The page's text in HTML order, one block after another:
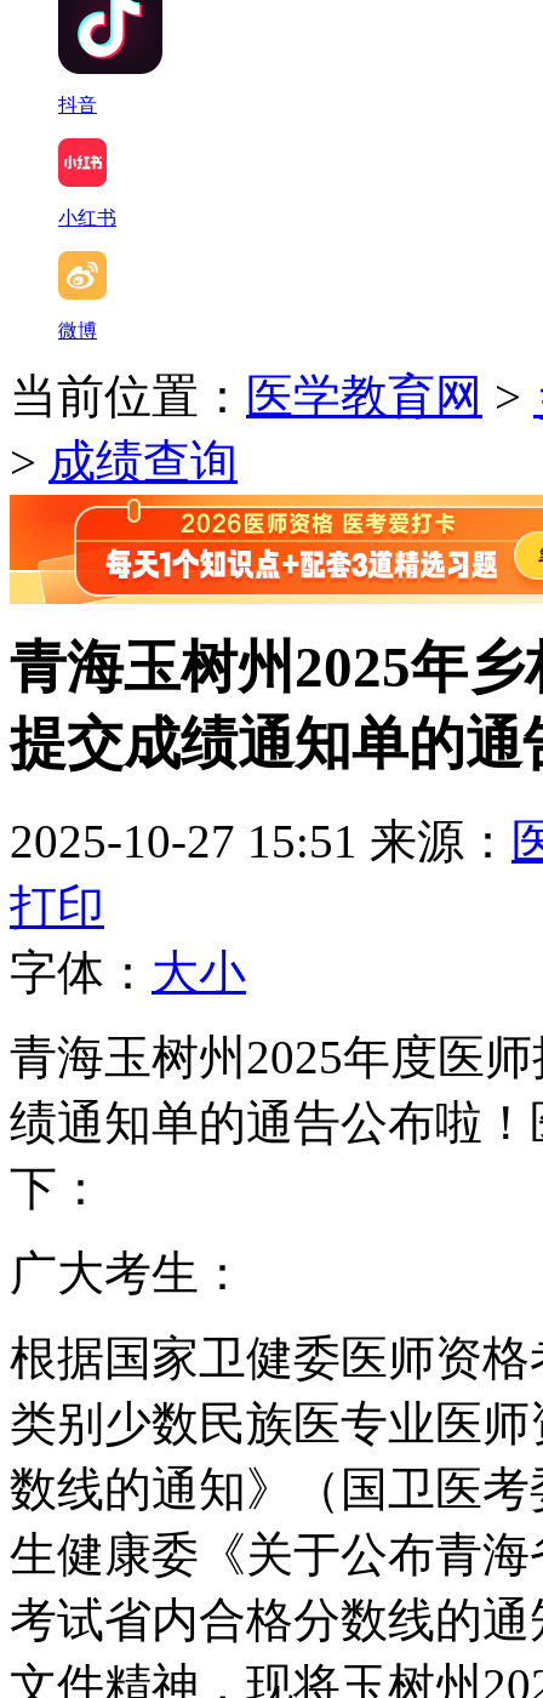
抖音
小红书
微博
当前位置： 医学教育网 >
> 成绩查询
青海玉树州2025年
提交成绩通知单的通
2025-10-27 15:51 来源：
打印
字体： 大小
青海玉树州2025年度医
绩通知单的通告公布啦
下：
广大考生：
根据国家卫健委医师资
类别少数民族医专业医
数线的通知》（国卫医
生健康委《关于公布青
考试省内合格分数线的
文件精神，现将玉树州